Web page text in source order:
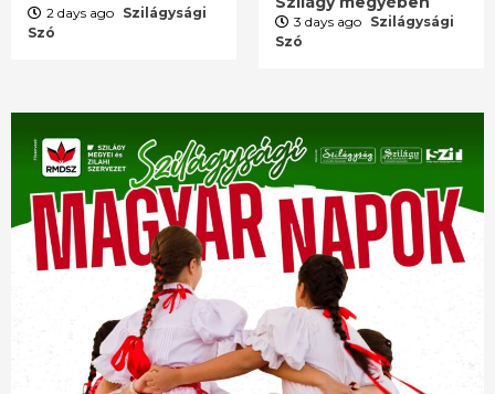
2 days ago Szilágysági
Szó
3 days ago Szilágysági
Szó